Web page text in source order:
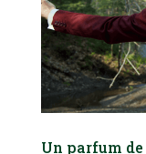
Un parfum de